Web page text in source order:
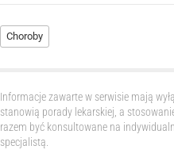
Choroby
Informacje zawarte w serwisie mają
stanowią porady lekarskiej, a
razem być konsultowane na
specjalistą.